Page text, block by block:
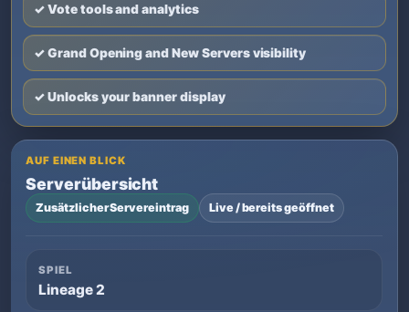
✓ Vote tools and analytics
✓ Grand Opening and New Servers visibility
✓ Unlocks your banner display
AUF EINEN BLICK
Serverübersicht
Zusätzlicher Servereintrag Live / bereits geöffnet
SPIEL
Lineage 2